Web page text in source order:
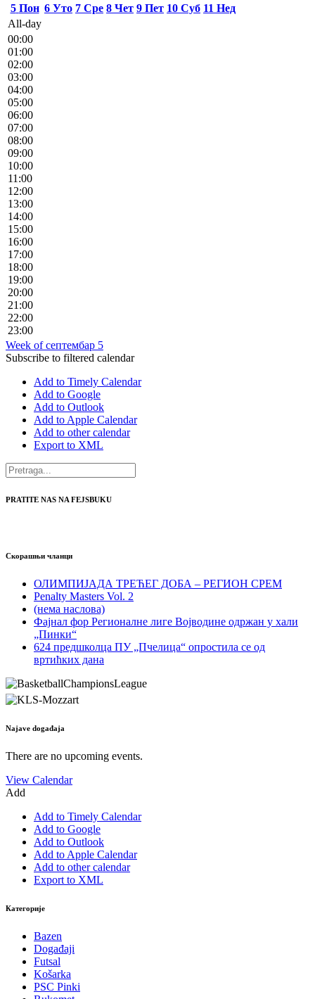
5 Пон 6 Уто 7 Сре 8 Чет 9 Пет 10 Суб 11 Нед
All-day
00:00
01:00
02:00
03:00
04:00
05:00
06:00
07:00
08:00
09:00
10:00
11:00
12:00
13:00
14:00
15:00
16:00
17:00
18:00
19:00
20:00
21:00
22:00
23:00
Week of септембар 5
Subscribe to filtered calendar
Add to Timely Calendar
Add to Google
Add to Outlook
Add to Apple Calendar
Add to other calendar
Export to XML
PRATITE NAS NA FEJSBUKU
Скорашњи чланци
ОЛИМПИЈАДА ТРЕЋЕГ ДОБА – РЕГИОН СРЕМ
Penalty Masters Vol. 2
(нема наслова)
Фајнал фор Регионалне лиге Војводине одржан у хали
„Пинки“
624 предшколца ПУ „Пчелица“ опростила се од
вртићких дана
Najave događaja
There are no upcoming events.
View Calendar
Add
Add to Timely Calendar
Add to Google
Add to Outlook
Add to Apple Calendar
Add to other calendar
Export to XML
Категорије
Bazen
Događaji
Futsal
Košarka
PSC Pinki